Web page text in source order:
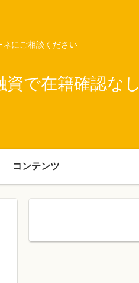
にご相談ください
で在籍確認なし
コンテンツ